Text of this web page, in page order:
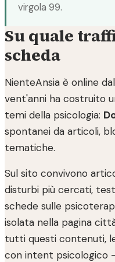
virgola 99.
Su quale
scheda
NienteAnsia è online
vent'anni ha costruito
temi della psicologia:
spontanei da articoli,
tematiche.
Sul sito convivono
disturbi più cercati,
schede sulle
isolata nella pagina
tutti questi contenuti,
con intent psicologico